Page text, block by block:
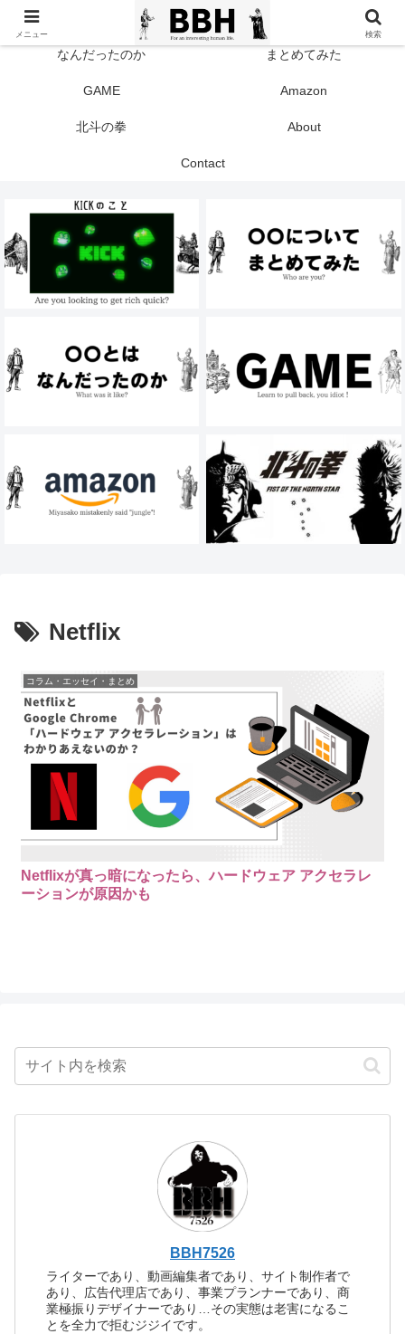
なんだったのか まとめてみた
GAME Amazon
北斗の拳 About
Contact
Netflix
コラム・エッセイ・まとめ
Netflixが真っ暗になったら、ハードウェア アクセラレ
ーションが原因かも
BBH7526
ライターであり、動画編集者であり、サイト制作者で
あり、広告代理店であり、事業プランナーであり、商
業極振りデザイナーであり…その実態は老害になるこ
とを全力で拒むジジイです。
メニュー 検索